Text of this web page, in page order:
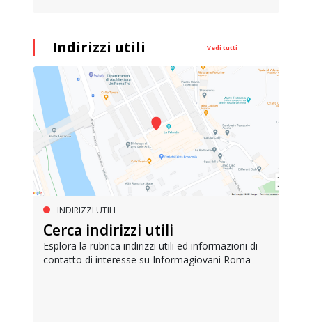
Indirizzi utili Vedi tutti
INDIRIZZI UTILI
Cerca indirizzi utili
Esplora la rubrica indirizzi utili ed informazioni di
contatto di interesse su Informagiovani Roma